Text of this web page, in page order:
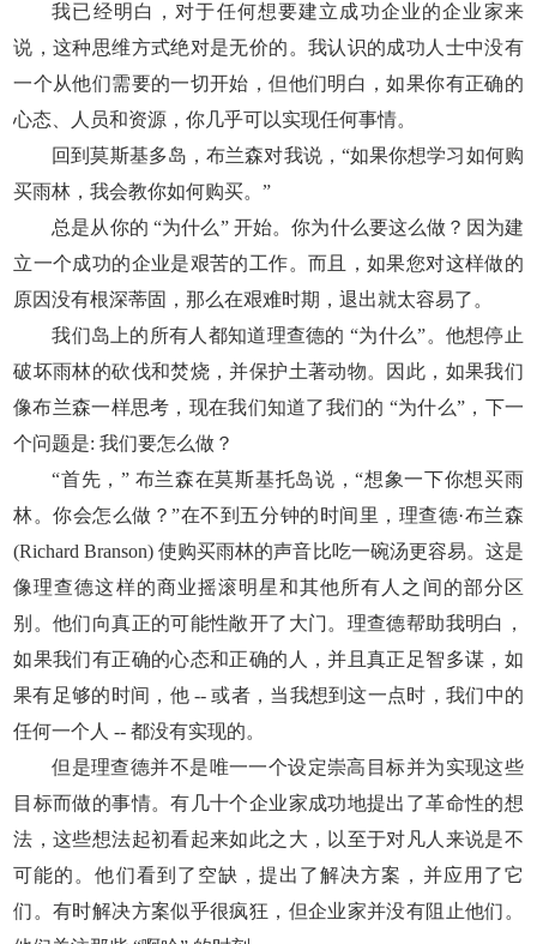
我已经明白，对于任何想要建立成功企业的企业家来
说，这种思维方式绝对是无价的。我认识的成功人士中没有
一个从他们需要的一切开始，但他们明白，如果你有正确的
心态、人员和资源，你几乎可以实现任何事情。
回到莫斯基多岛，布兰森对我说，“如果你想学习如何购
买雨林，我会教你如何购买。”
总是从你的 “为什么” 开始。你为什么要这么做？因为建
立一个成功的企业是艰苦的工作。而且，如果您对这样做的
原因没有根深蒂固，那么在艰难时期，退出就太容易了。
我们岛上的所有人都知道理查德的 “为什么”。他想停止
破坏雨林的砍伐和焚烧，并保护土著动物。因此，如果我们
像布兰森一样思考，现在我们知道了我们的 “为什么”，下一
个问题是: 我们要怎么做？
“首先，” 布兰森在莫斯基托岛说，“想象一下你想买雨
林。你会怎么做？”在不到五分钟的时间里，理查德·布兰森
(Richard Branson) 使购买雨林的声音比吃一碗汤更容易。这是
像理查德这样的商业摇滚明星和其他所有人之间的部分区
别。他们向真正的可能性敞开了大门。理查德帮助我明白，
如果我们有正确的心态和正确的人，并且真正足智多谋，如
果有足够的时间，他 -- 或者，当我想到这一点时，我们中的
任何一个人 -- 都没有实现的。
但是理查德并不是唯一一个设定崇高目标并为实现这些
目标而做的事情。有几十个企业家成功地提出了革命性的想
法，这些想法起初看起来如此之大，以至于对凡人来说是不
可能的。他们看到了空缺，提出了解决方案，并应用了它
们。有时解决方案似乎很疯狂，但企业家并没有阻止他们。